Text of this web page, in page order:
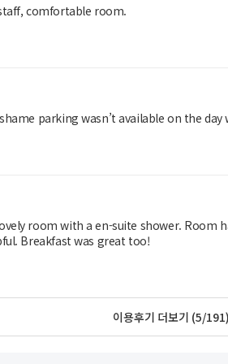
comfortable room.
parking wasn’t available on the
room with a en-suite shower. Room
Breakfast was great too!
이용후기 더보기 (5/191)